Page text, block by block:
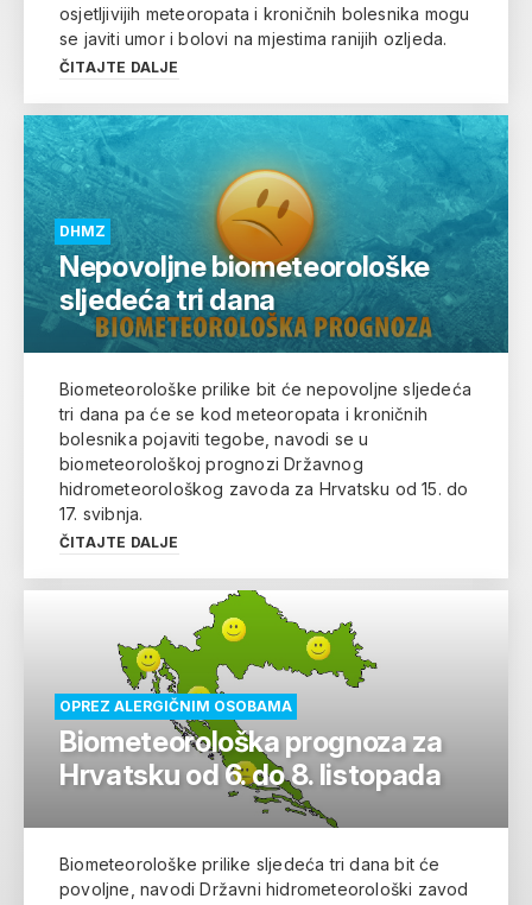
osjetljivijih meteoropata i kroničnih bolesnika mogu
se javiti umor i bolovi na mjestima ranijih ozljeda.
ČITAJTE DALJE
DHMZ
Nepovoljne biometeorološke
sljedeća tri dana
Biometeorološke prilike bit će nepovoljne sljedeća
tri dana pa će se kod meteoropata i kroničnih
bolesnika pojaviti tegobe, navodi se u
biometeorološkoj prognozi Državnog
hidrometeorološkog zavoda za Hrvatsku od 15. do
17. svibnja.
ČITAJTE DALJE
OPREZ ALERGIČNIM OSOBAMA
Biometeorološka prognoza za
Hrvatsku od 6. do 8. listopada
Biometeorološke prilike sljedeća tri dana bit će
povoljne, navodi Državni hidrometeorološki zavod